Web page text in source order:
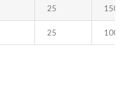
25 150
25 100